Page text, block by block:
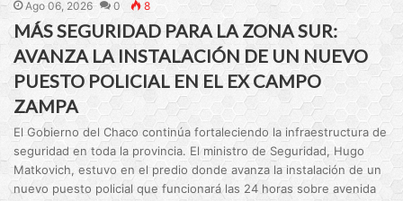
Ago 06, 2026 0 8
MÁS SEGURIDAD PARA LA ZONA SUR:
AVANZA LA INSTALACIÓN DE UN NUEVO
PUESTO POLICIAL EN EL EX CAMPO
ZAMPA
El Gobierno del Chaco continúa fortaleciendo la infraestructura de
seguridad en toda la provincia. El ministro de Seguridad, Hugo
Matkovich, estuvo en el predio donde avanza la instalación de un
nuevo puesto policial que funcionará las 24 horas sobre avenida